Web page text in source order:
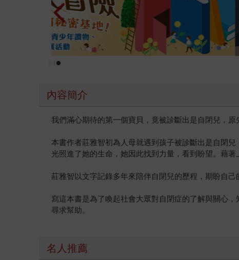
內容簡介
我們滿心期待的第一個寶貝，竟被診斷出是自閉兒，
本書作者莊雅智初為人母就遇到孩子被診斷出是自閉
光照進了她的生命，她因此找到力量，看到盼望。藉
莊雅智以文字記錄多年來陪伴自閉兒的歷程，期盼自
寫這本書是為了喚起社會大眾對自閉症的了解與關心
尋求幫助。
名人推薦